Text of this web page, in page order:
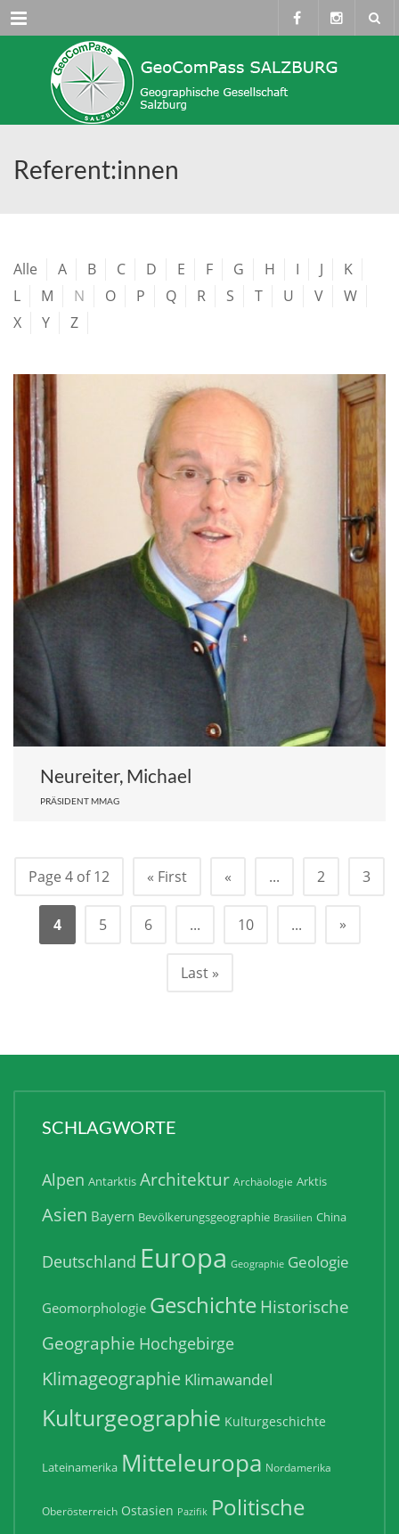
Menü
Referent:innen
Alle A B C D E F G H I J
K
L
M N O P Q R S T U V
W
X
Y Z
Neureiter, Michael
PRÄSIDENT MMAG
Page 4 of 12 « First « ... 2 3
4 5 6 ... 10 ... »
Last »
SCHLAGWORTE
Alpen Antarktis Architektur Archäologie Arktis
Asien Bayern Bevölkerungsgeographie Brasilien China
Deutschland Europa Geographie Geologie
Geomorphologie GeschichteHistorische
Geographie Hochgebirge
Klimageographie Klimawandel
Kulturgeographie Kulturgeschichte
Lateinamerika Mitteleuropa Nordamerika
Oberösterreich Ostasien Pazifik Politische